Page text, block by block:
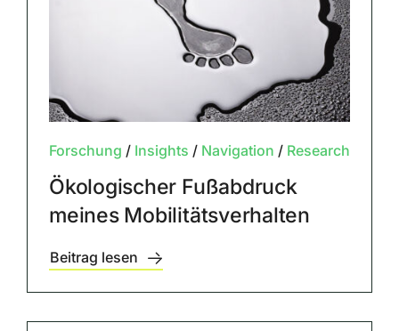
Forschung / Insights / Navigation / Research
Ökologischer Fußabdruck
meines Mobilitätsverhalten
Beitrag lesen